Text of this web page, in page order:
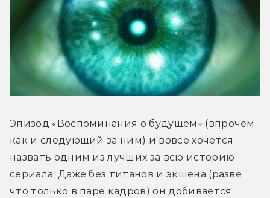
Эпизод «Воспоминания о будущем» (впрочем,
как и следующий за ним) и вовсе хочется
назвать одним из лучших за всю историю
сериала. Даже без титанов и экшена (разве
что только в паре кадров) он добивается